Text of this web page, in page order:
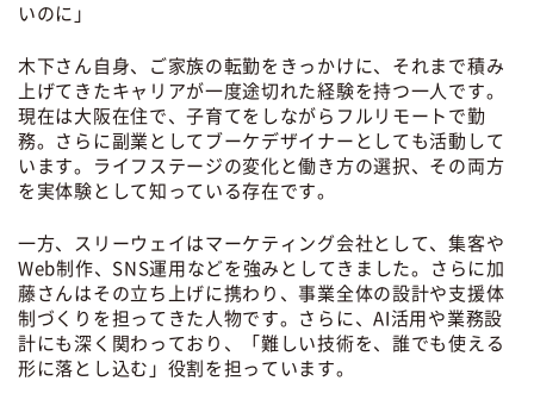
いのに」
木下さん自身、ご家族の転勤をきっかけに、それまで積み
上げてきたキャリアが一度途切れた経験を持つ一人です。
現在は大阪在住で、子育てをしながらフルリモートで勤
務。さらに副業としてブーケデザイナーとしても活動して
います。ライフステージの変化と働き方の選択、その両方
を実体験として知っている存在です。
一方、スリーウェイはマーケティング会社として、集客や
Web制作、SNS運用などを強みとしてきました。さらに加
藤さんはその立ち上げに携わり、事業全体の設計や支援体
制づくりを担ってきた人物です。さらに、AI活用や業務設
計にも深く関わっており、「難しい技術を、誰でも使える
形に落とし込む」役割を担っています。